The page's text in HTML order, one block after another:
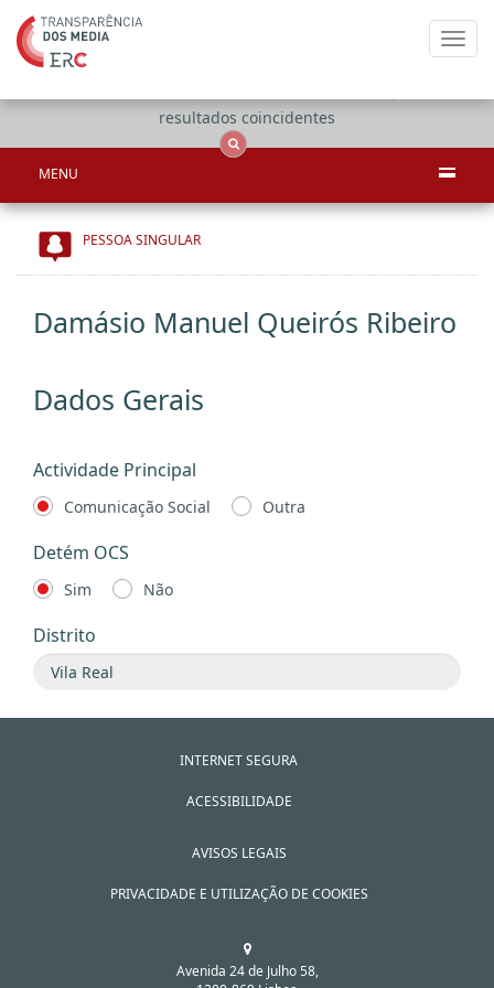
resultados coincidentes
MENU
PESSOA SINGULAR
Damásio Manuel Queirós Ribeiro
Dados Gerais
Actividade Principal
Comunicação Social Outra
Detém OCS
Sim Não
Distrito
INTERNET SEGURA
ACESSIBILIDADE
AVISOS LEGAIS
PRIVACIDADE E UTILIZAÇÃO DE COOKIES
Avenida 24 de Julho 58,